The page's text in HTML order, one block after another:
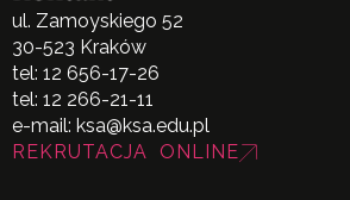
ul. Zamoyskiego 52
30-523 Kraków
tel: 12 656-17-26
tel: 12 266-21-11
e-mail: ksa@ksa.edu.pl
REKRUTACJA ONLINE